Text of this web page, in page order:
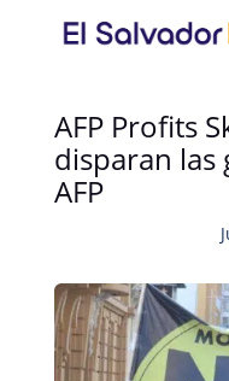
AFP Profits
disparan las
AFP